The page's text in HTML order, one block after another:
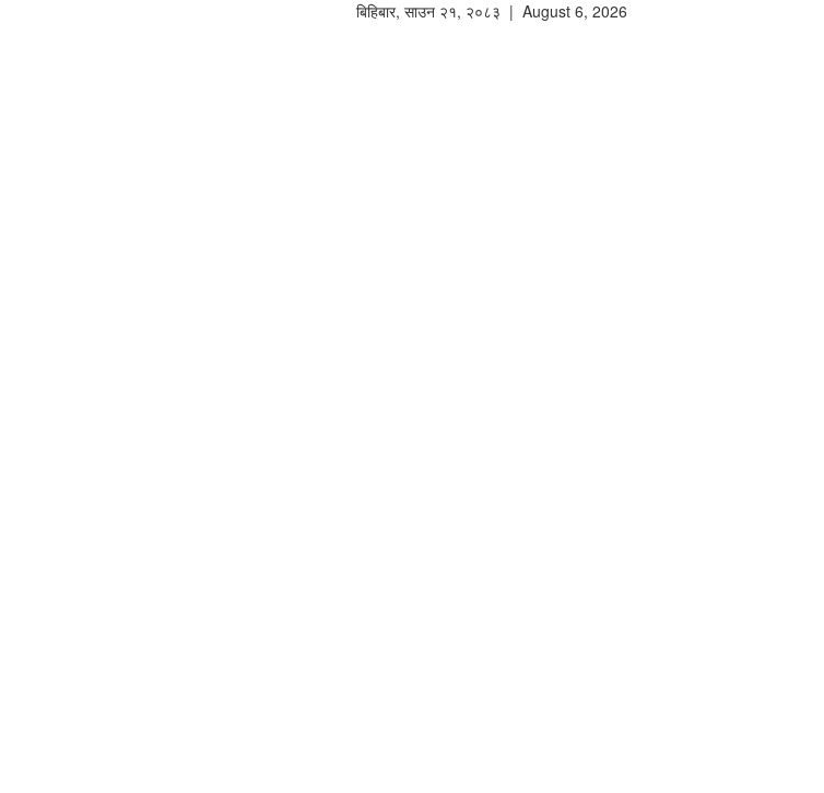
बिहिबार, साउन २१, २०८३ | August 6, 2026